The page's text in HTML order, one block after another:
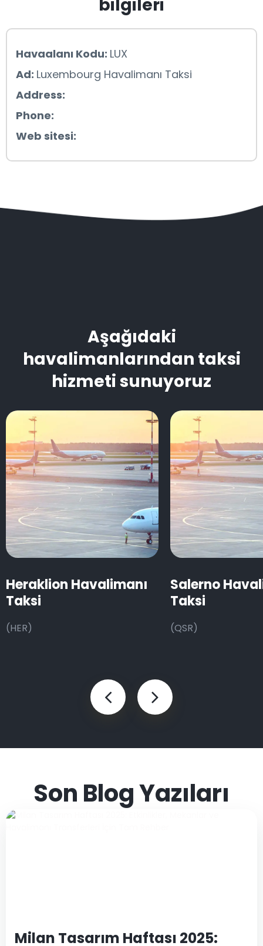
bilgileri
Havaalanı Kodu: LUX
Ad: Luxembourg Havalimanı Taksi
Address:
Phone:
Web sitesi:
Aşağıdaki
havalimanlarından taksi
hizmeti sunuyoruz
Heraklion Havalimanı
Taksi
(HER)
Salerno
Taksi
(QSR)
Son Blog Yazıları
Milan Tasarım Haftası 2025: